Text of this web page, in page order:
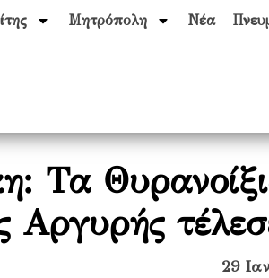
Μητρόπολη Νέα
Τα
Αργυρής
29